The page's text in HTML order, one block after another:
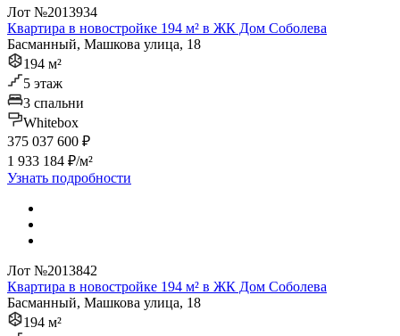
Лот №2013934
Квартира в новостройке 194 м² в ЖК Дом Соболева
Басманный, Машкова улица, 18
194 м²
5 этаж
3 спальни
Whitebox
375 037 600 ₽
1 933 184 ₽/м²
Узнать подробности
Лот №2013842
Квартира в новостройке 194 м² в ЖК Дом Соболева
Басманный, Машкова улица, 18
194 м²